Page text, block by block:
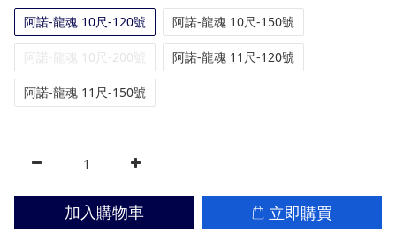
阿諾-龍魂 10尺-120號 阿諾-龍魂 10尺-150號
阿諾-龍魂 10尺-200號 阿諾-龍魂 11尺-120號
阿諾-龍魂 11尺-150號
加入購物車 立即購買